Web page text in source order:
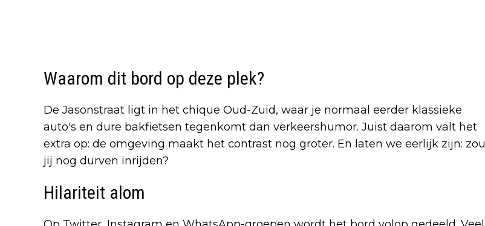
Waarom dit bord op deze plek?
De Jasonstraat ligt in het chique Oud-Zuid, waar je normaal eerder klassieke
auto's en dure bakfietsen tegenkomt dan verkeershumor. Juist daarom valt het
extra op: de omgeving maakt het contrast nog groter. En laten we eerlijk zijn: zou
jij nog durven inrijden?
Hilariteit alom